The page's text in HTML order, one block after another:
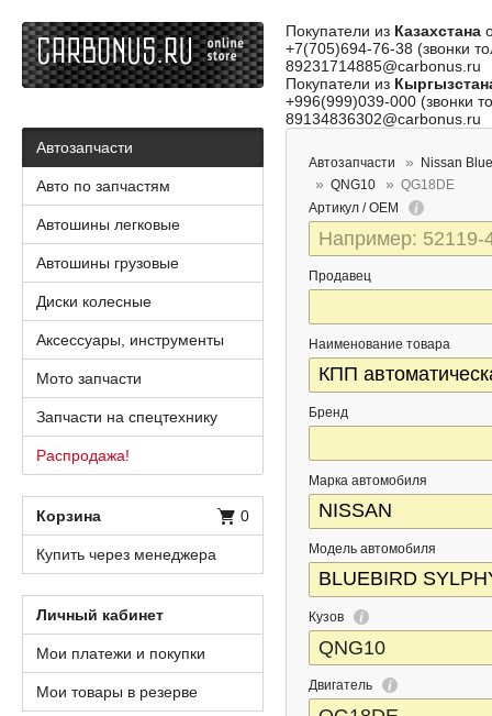
Покупатели из Казахстана
+7(705)694-76-38 (звонки
89231714885@carbonus.ru
Покупатели из
+996(999)039-000 (звонки
89134836302@carbonus.ru
Автозапчасти
Nissan
QNG10
QG18DE
Артикул / OEM
Продавец
Наименование товара
Бренд
Марка автомобиля
Модель автомобиля
Кузов
Двигатель
Автозапчасти
Авто по запчастям
Автошины легковые
Автошины грузовые
Диски колесные
Аксессуары, инструменты
Мото запчасти
Запчасти на спецтехнику
Распродажа!
Корзина 0
Купить через менеджера
Личный кабинет
Мои платежи и покупки
Мои товары в резерве